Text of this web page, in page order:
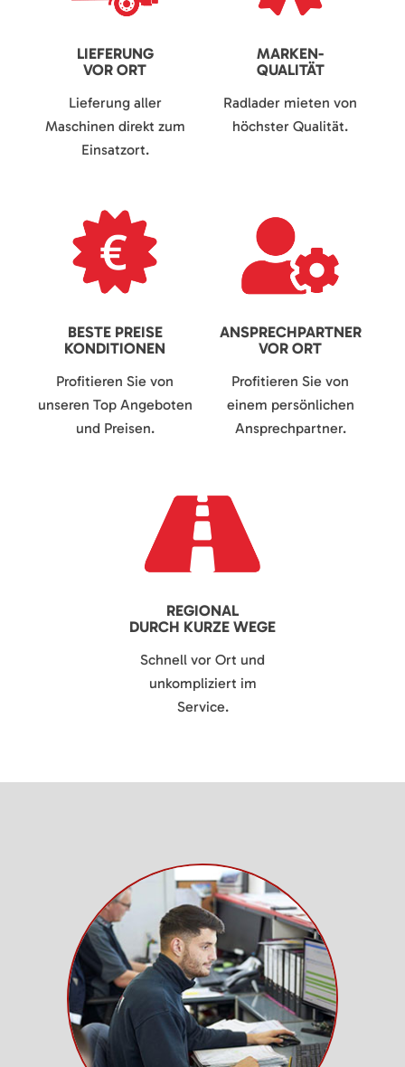
LIEFERUNG
VOR ORT
Lieferung aller
Maschinen direkt zum
Einsatzort.
MARKEN-
QUALITÄT
Radlader mieten von
höchster Qualität.
BESTE PREISE
KONDITIONEN
Profitieren Sie von
unseren Top Angeboten
und Preisen.
ANSPRECHPARTNER
VOR ORT
Profitieren Sie von
einem persönlichen
Ansprechpartner.
REGIONAL
DURCH KURZE WEGE
Schnell vor Ort und
unkompliziert im
Service.